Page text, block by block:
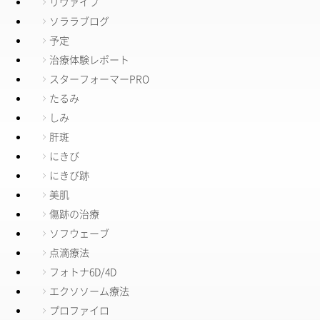
ソララブログ
予定
治療体験レポート
スターフォーマーPRO
たるみ
しみ
肝斑
にきび
にきび跡
美肌
傷跡の治療
ソフウェーブ
点滴療法
フォトナ6D/4D
エクソソーム療法
プロファイロ